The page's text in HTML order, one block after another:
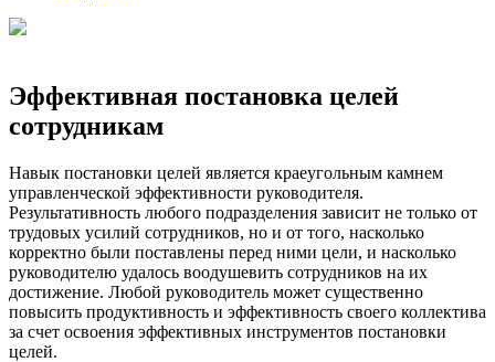
Эффективная постановка целей
сотрудникам
Навык постановки целей является краеугольным камнем
управленческой эффективности руководителя.
Результативность любого подразделения зависит не только от
трудовых усилий сотрудников, но и от того, насколько
корректно были поставлены перед ними цели, и насколько
руководителю удалось воодушевить сотрудников на их
достижение. Любой руководитель может существенно
повысить продуктивность и эффективность своего коллектива
за счет освоения эффективных инструментов постановки
целей.